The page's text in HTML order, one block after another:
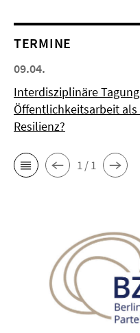
TERMINE
09.04.
Interdisziplinäre
Öffentlichkeitsarbeit
Resilienz?
1 / 1